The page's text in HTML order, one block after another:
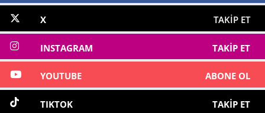
X TAKIP ET
INSTAGRAM TAKIP ET
YOUTUBE ABONE OL
TIKTOK TAKIP ET